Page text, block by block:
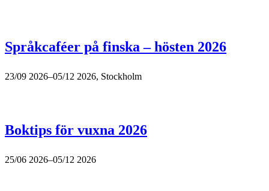
Språkcaféer på finska – hösten 2026
23/09 2026–05/12 2026, Stockholm
Boktips för vuxna 2026
25/06 2026–05/12 2026